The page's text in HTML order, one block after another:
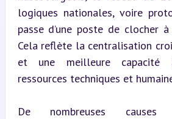
logiques nationales, voire
passe d’une poste de clocher
Cela reflète la centralisation
et une meilleure capacité
ressources techniques et
De nombreuses